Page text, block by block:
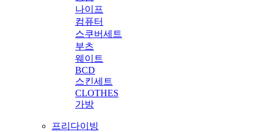
나이프
컴퓨터
스쿠버세트
부츠
웨이트
BCD
스킨세트
CLOTHES
가방
프리다이빙